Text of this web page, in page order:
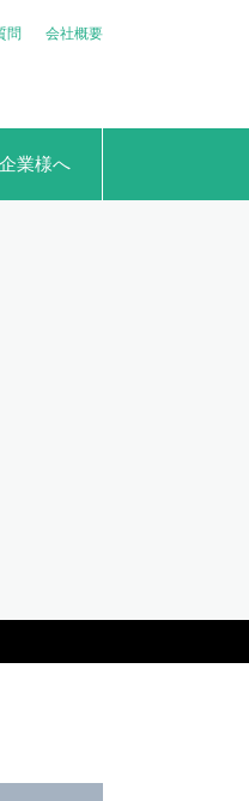
問 会社概要
業様へ